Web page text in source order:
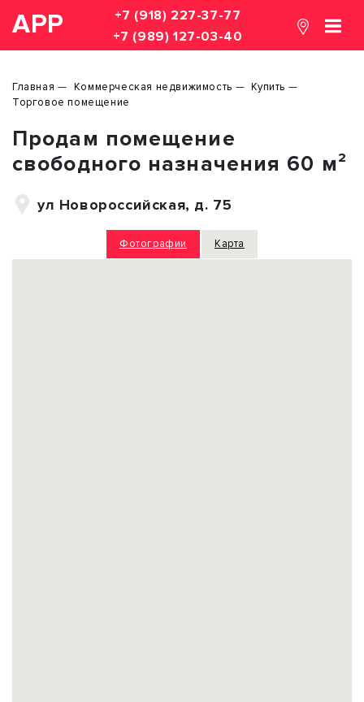
АРР
+7 (918) 227-37-77
+7 (989) 127-03-40
Главная Коммерческая недвижимость
Купить
Торговое помещение
Продам помещение
свободного назначения 60 м²
ул Новороссийская, д. 75
Фотографии Карта